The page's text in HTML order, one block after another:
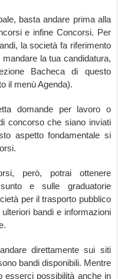
basta andare prima alla
e infine Concorsi. Per
la società fa riferimento
la tua candidatura,
Bacheca di questo
il menù Agenda).
domande per lavoro o
concorso che siano inviati
aspetto fondamentale si
però, potrai ottenere
e sulle graduatorie
per il trasporto pubblico
bandi e informazioni
direttamente sui siti
bandi disponibili. Mentre
esserci possibilità anche in